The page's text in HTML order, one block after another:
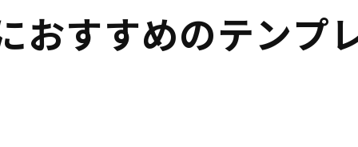
おすすめのテンプ